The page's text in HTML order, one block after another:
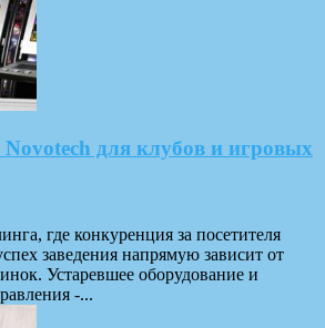
Novotech для клубов и игровых
где конкуренция за посетителя
заведения напрямую зависит от
Устаревшее оборудование и
-...